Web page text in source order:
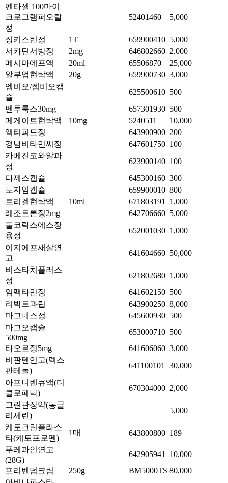
펜타셀 100마이
크로그램퍼오랄
정
52401460 5,000
징키스틴정 1T 659900410 5,000
서카딘서방정
2mg 646802660 2,000
메시마에프액
20ml 65506870
25,000
알부업현탁액
20g 659900730 3,000
엠비오/젬비오캡
슐
625500610 500
벤투룩스30mg
657301930 500
메게이트현탁액
10mg 5240511
10,000
액티피드정
643900900 200
경남비타민씨정
647601750 100
카베진코와알파
정
623900140 100
다제스캡슐
645300160 300
노자임캡슐
659900010 800
트리겔현탁액
10ml 671803191
1,000
레조트론정2mg
642706660 5,000
둘코락스에스장
용정
652001030 1,000
이지에프새살연
고
641604660 50,000
비스타치플러스
정
621802680 1,000
임팩타민정
641602150 500
리박트과립
643900250 8,000
마그네스정
645600930 500
마그오캡슐
500mg
653000710 500
타오르정5mg
641606060 3,000
비판텐연고(덱스
판테놀)
641100101
30,000
아프니벤큐액(디
클로페낙)
670304000 2,000
그린관장약(농글
리세린)
5,000
케토크린플라스
타(케토프로펜)
1매 643800800 189
푸레파인연고
(28G)
642905941
10,000
프리벤덤크림
250g BM5000TS 80,000